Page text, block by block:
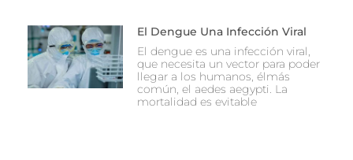
El Dengue Una Infección Viral
El dengue es una infección viral,
que necesita un vector para poder
llegar a los humanos, élmás
común, el aedes aegypti. La
mortalidad es evitable